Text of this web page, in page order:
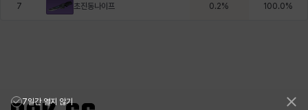
7 초진동나이프 0.2% 100.0%
7일간 열지 않기